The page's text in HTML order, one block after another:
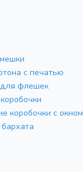
с печатью
флешек
коробочки с окном